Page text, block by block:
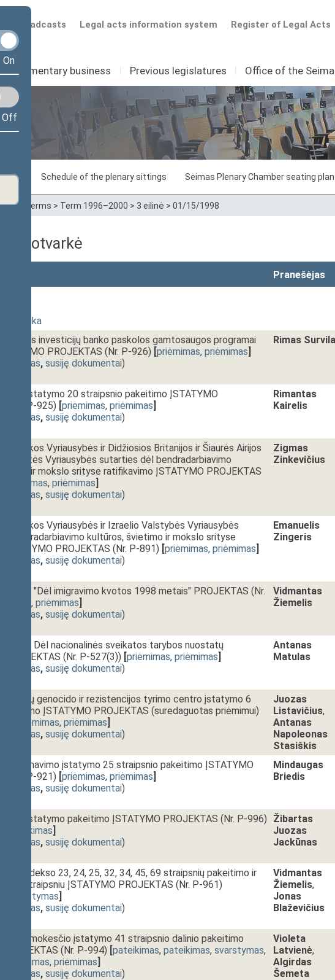
On
Off
Register of Legal Acts
Legal acts information system
broadcasts
Parliamentary business I Previous legislatures I Office of the
Schedule of the plenary sittings Seimas Plenary Chamber seating plan
terms > Term 1996–2000 > 3 eilinė > 01/15/1998
Pranešėjas
priesaika
Šiaurės investicijų banko paskolos gamtosaugos programai
PROJEKTAS (Nr. P-926) [priėmimas, priėmimas]
tekstas, susiję dokumentai)
Rimas Survila
įstatymo 20 straipsnio pakeitimo ĮSTATYMO
(Nr. P-925) [priėmimas, priėmimas]
tekstas, susiję dokumentai)
Rimantas
Kairelis
Vyriausybės ir Didžiosios Britanijos ir Šiaurės Airijos
Vyriausybės sutarties dėl bendradarbiavimo
ir mokslo srityse ratifikavimo ĮSTATYMO PROJEKTAS
priėmimas, priėmimas]
tekstas, susiję dokumentai)
Zigmas
Zinkevičius
Vyriausybės ir Izraelio Valstybės Vyriausybės
bendradarbiavimo kultūros, švietimo ir mokslo srityse
ĮSTATYMO PROJEKTAS (Nr. P-891) [priėmimas, priėmimas]
tekstas, susiję dokumentai)
Emanuelis
Zingeris
"Dėl imigravimo kvotos 1998 metais" PROJEKTAS (Nr.
, priėmimas]
tekstas, susiję dokumentai)
Vidmantas
Žiemelis
Dėl nacionalinės sveikatos tarybos nuostatų
PROJEKTAS (Nr. P-527(3)) [priėmimas, priėmimas]
tekstas, susiję dokumentai)
Antanas
Matulas
genocido ir rezistencijos tyrimo centro įstatymo 6
ĮSTATYMO PROJEKTAS (suredaguotas priėmimui)
priėmimas, priėmimas]
tekstas, susiję dokumentai)
Juozas
Listavičius,
Antanas
Napoleonas
Stasiškis
informavimo įstatymo 25 straipsnio pakeitimo ĮSTATYMO
(Nr. P-921) [priėmimas, priėmimas]
tekstas, susiję dokumentai)
Mindaugas
Briedis
įstatymo pakeitimo ĮSTATYMO PROJEKTAS (Nr. P-996)
pateikimas]
tekstas, susiję dokumentai)
Žibartas
Juozas
Jackūnas
kodekso 23, 24, 25, 32, 34, 45, 69 straipsnių pakeitimo ir
straipsniu ĮSTATYMO PROJEKTAS (Nr. P-961)
svarstymas]
tekstas, susiję dokumentai)
Vidmantas
Žiemelis,
Jonas
Blaževičius
vertės mokesčio įstatymo 41 straipsnio dalinio pakeitimo
PROJEKTAS (Nr. P-994) [pateikimas, pateikimas, svarstymas,
priėmimas, priėmimas]
tekstas, susiję dokumentai)
Violeta
Latvienė,
Algirdas
Šemeta